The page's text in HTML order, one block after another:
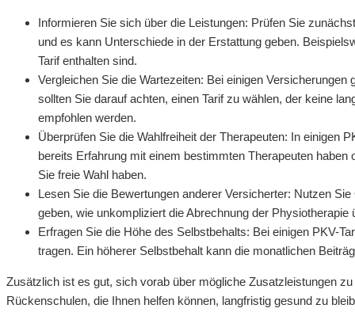
Informieren Sie sich über die Leistungen: Prüfen Sie
und es kann Unterschiede in der Erstattung geben.
Tarif enthalten sind.
Vergleichen Sie die Wartezeiten: Bei einigen
sollten Sie darauf achten, einen Tarif zu wählen, der keine
empfohlen werden.
Überprüfen Sie die Wahlfreiheit der Therapeuten: In einigen
bereits Erfahrung mit einem bestimmten Therapeuten
Sie freie Wahl haben.
Lesen Sie die Bewertungen anderer Versicherter: Nutzen
geben, wie unkompliziert die Abrechnung der
Erfragen Sie die Höhe des Selbstbehalts: Bei einigen PKV-
tragen. Ein höherer Selbstbehalt kann die monatlichen
Zusätzlich ist es gut, sich vorab über mögliche Zusatzleistungen
Rückenschulen, die Ihnen helfen können, langfristig gesund zu